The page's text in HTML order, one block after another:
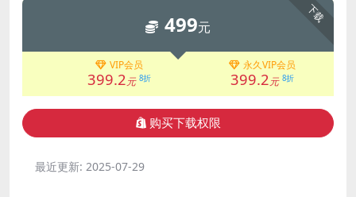
下载
499元
VIP会员
399.2元 8折
永久VIP会员
399.2元 8折
购买下载权限
最近更新: 2025-07-29